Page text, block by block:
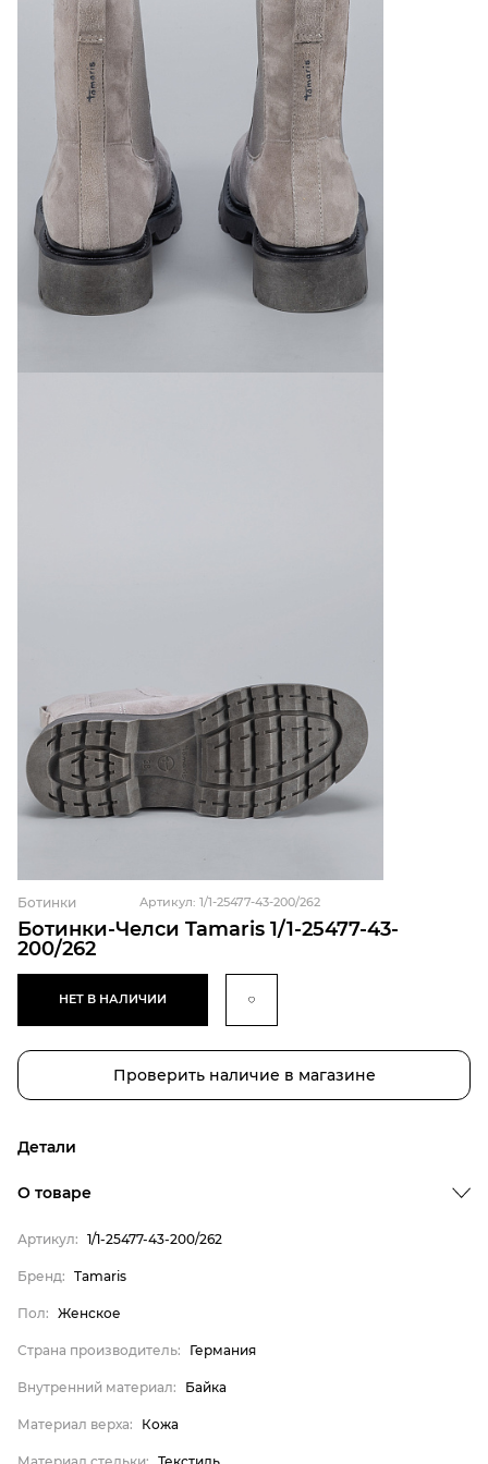
Ботинки-Челси Tamaris 1/1-25477-43-
200/262
Ботинки Артикул: 1/1-25477-43-200/262
НЕТ В НАЛИЧИИ
Проверить наличие в магазине
Детали
Страна производитель
Внутренний материал
Материал верха
Материал стельки
Германия
О товаре
Артикул: 1/1-25477-43-200/262
Бренд: Tamaris
Пол: Женское
Страна производитель: Германия
Внутренний материал: Байка
Материал верха: Кожа